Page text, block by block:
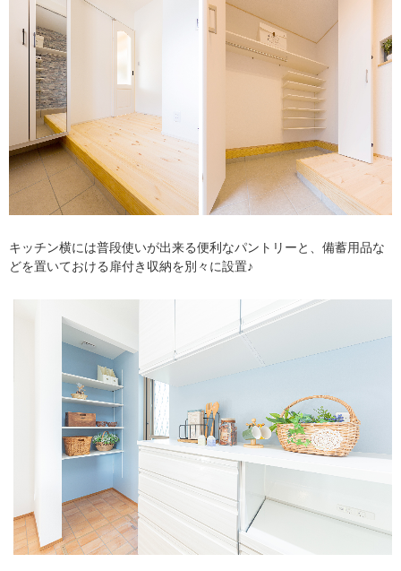
キッチン横には普段使いが出来る便利なパントリーと、備蓄用品な
どを置いておける扉付き収納を別々に設置♪